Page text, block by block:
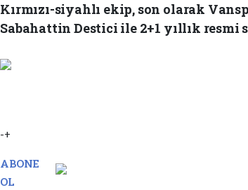
Kırmızı-siyahlı ekip, son olarak
Sabahattin Destici ile 2+1 yıllık resmi
-+
ABONE
OL